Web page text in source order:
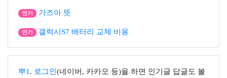
인기 가즈아 뜻
인기 갤럭시S7 배터리 교체 비용
뿌1 . 로그인 (네이버, 카카오 등)을 하면 인기글 답글도 볼